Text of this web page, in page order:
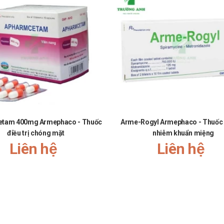
. Các bạn vui lòng liên hệ hotline công ty Call/Zalo:
400mg Armephaco - Thuốc
điều trị chóng mặt
Liên hệ
Arme-Rogyl Armephaco - Thuốc
nhiễm khuẩn miệng
Liên hệ